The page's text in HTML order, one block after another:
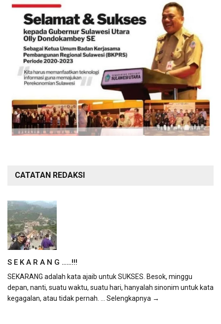
CATATAN REDAKSI
S E K A R A N G ……!!!
SEKARANG adalah kata ajaib untuk SUKSES. Besok, minggu
depan, nanti, suatu waktu, suatu hari, hanyalah sinonim untuk kata
kegagalan, atau tidak pernah.
... Selengkapnya →